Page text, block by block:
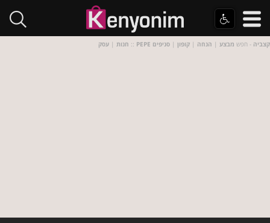
חנות | עסק :: PEPE קצביה - חפש מבצע | הנחה | קופון | סניפים